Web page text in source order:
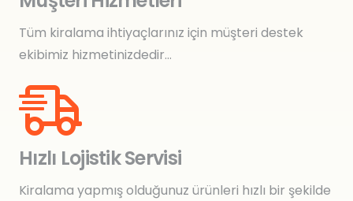
Tüm kiralama ihtiyaçlarınız için müşteri destek
ekibimiz hizmetinizdedir…
Hızlı Lojistik Servisi
Kiralama yapmış olduğunuz ürünleri hızlı bir şekilde